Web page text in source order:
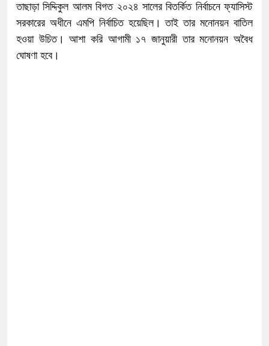
তাছাড়া সিদ্দিকুল আলম বিগত ২০২৪ সালের বিতর্কিত নির্বাচনে ফ্যাসিস্ট
সরকারের অধীনে এমপি নির্বাচিত হয়েছিল। তাই তার মনোনয়ন বাতিল
হওয়া উচিত। আশা করি আগামী ১৭ জানুয়ারী তার মনোনয়ন অবৈধ
ঘোষণা হবে।